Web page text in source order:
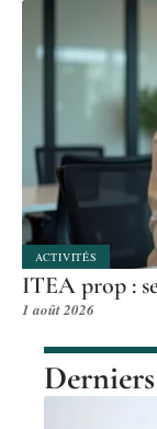
ACTIVITÉS
ITEA prop :
1 août 2026